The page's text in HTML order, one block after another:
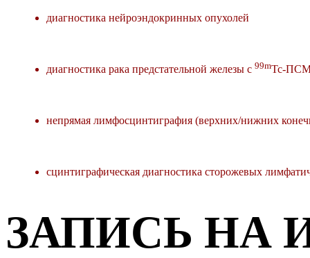
диагностика нейроэндокринных опухолей
диагностика рака предстательной железы с 99mTc-
непрямая лимфосцинтиграфия (верхних/нижних
сцинтиграфическая диагностика сторожевых
ЗАПИСЬ НА